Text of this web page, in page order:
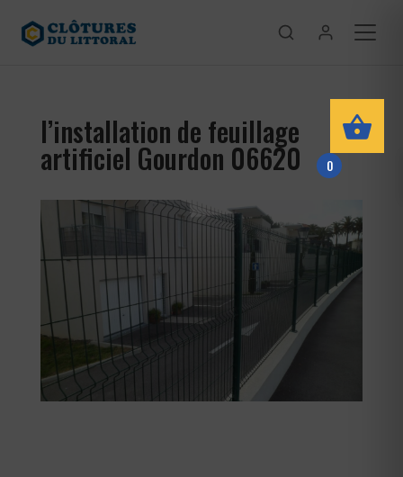
l’installation de feuillage
artificiel Gourdon 06620 0